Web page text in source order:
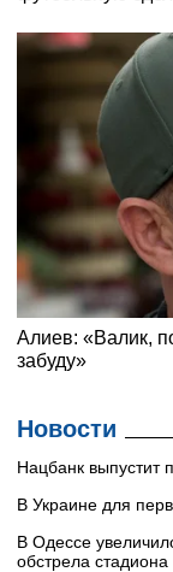
Новости
Нацбанк выпустит
В Украине для
В Одессе
обстрела стадиона